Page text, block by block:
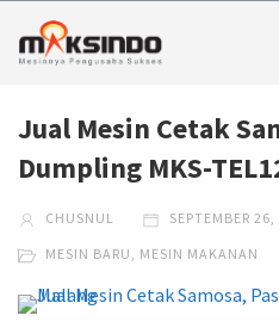
Jual Mesin Cetak
Dumpling MKS-
CHUSNUL SEPTEMBER
MESIN BARU, MESIN MAKANAN